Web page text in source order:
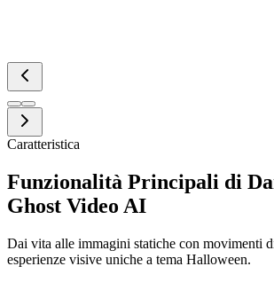
Caratteristica
Funzionalità Principali di
Ghost Video AI
Dai vita alle immagini statiche con movimenti
esperienze visive uniche a tema Halloween.